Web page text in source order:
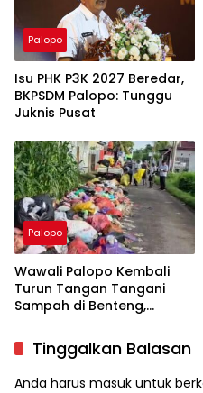
Palopo
Isu PHK P3K 2027 Beredar,
BKPSDM Palopo: Tunggu
Juknis Pusat
Palopo
Wawali Palopo Kembali
Turun Tangan Tangani
Sampah di Benteng,
Tinggalkan Balasan
Anda harus masuk untuk